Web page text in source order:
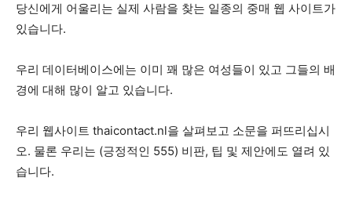
당신에게 어울리는 실제 사람을 찾는 일종의 중매 웹 사이트가
있습니다.
우리 데이터베이스에는 이미 꽤 많은 여성들이 있고 그들의 배
경에 대해 많이 알고 있습니다.
우리 웹사이트 thaicontact.nl을 살펴보고 소문을 퍼뜨리십시
오. 물론 우리는 (긍정적인 555) 비판, 팁 및 제안에도 열려 있
습니다.